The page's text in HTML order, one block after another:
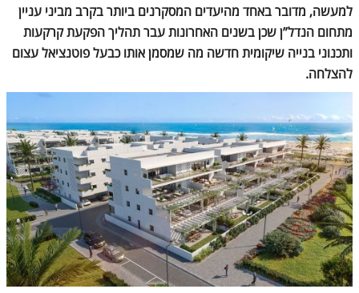
למעשה, מדובר באחד מהיעדים המסקרנים ביותר בקרב מביני עניין
מתחום הנדל”ן שכן בשנים האחרונות עבר תהליך הפקעת קרקעות
ותכנוני בנייה שיקומית חדשה מה שמסמן אותו כבעל פוטנציאל עצום
להצלחה.